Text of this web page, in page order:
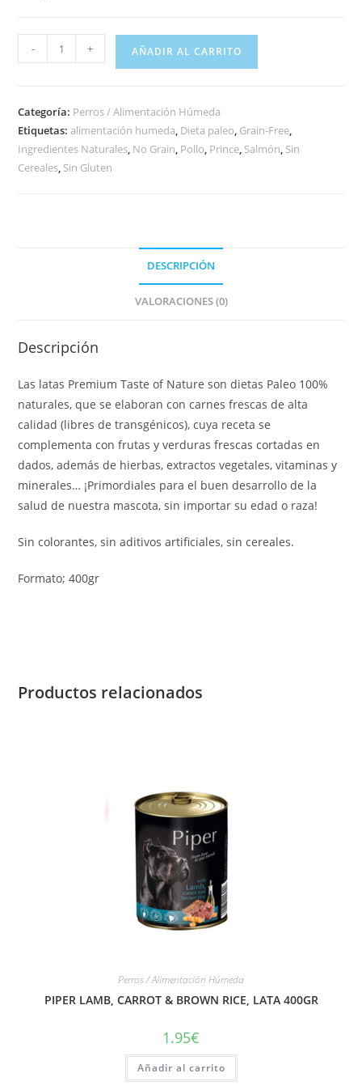
- + AÑADIR AL CARRITO
Categoría: Perros / Alimentación Húmeda
Etiquetas:alimentación humeda, Dieta paleo, Grain-Free,
Ingredientes Naturales, No Grain, Pollo, Prince, Salmón, Sin
Cereales, Sin Gluten
DESCRIPCIÓN
VALORACIONES (0)
Descripción
Las latas Premium Taste of Nature son dietas Paleo 100%
naturales, que se elaboran con carnes frescas de alta
calidad (libres de transgénicos), cuya receta se
complementa con frutas y verduras frescas cortadas en
dados, además de hierbas, extractos vegetales, vitaminas y
minerales… ¡Primordiales para el buen desarrollo de la
salud de nuestra mascota, sin importar su edad o raza!
Sin colorantes, sin aditivos artificiales, sin cereales.
Formato; 400gr
Productos relacionados
Perros / Alimentación Húmeda
PIPER LAMB, CARROT & BROWN RICE, LATA 400GR
1.95€
Añadir al carrito